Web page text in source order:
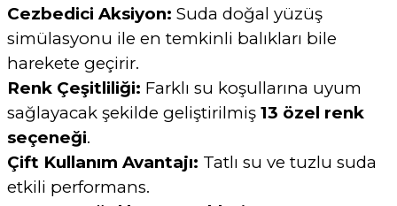
Cezbedici Aksiyon: Suda doğal yüzüş
simülasyonu ile en temkinli balıkları bile
harekete geçirir.
Renk Çeşitliliği: Farklı su koşullarına uyum
sağlayacak şekilde geliştirilmiş 13 özel renk
seçeneği.
Çift Kullanım Avantajı: Tatlı su ve tuzlu suda
etkili performans.